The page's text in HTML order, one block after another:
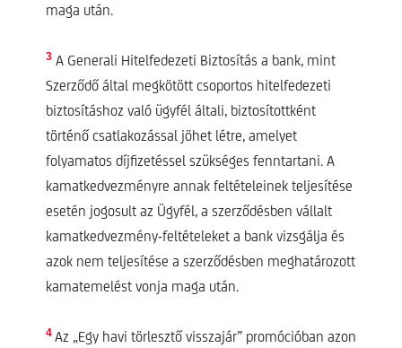
maga után.
3 A Generali Hitelfedezeti Biztosítás a bank, mint
Szerződő által megkötött csoportos hitelfedezeti
biztosításhoz való ügyfél általi, biztosítottként
történő csatlakozással jöhet létre, amelyet
folyamatos díjfizetéssel szükséges fenntartani. A
kamatkedvezményre annak feltételeinek teljesítése
esetén jogosult az Ügyfél, a szerződésben vállalt
kamatkedvezmény-feltételeket a bank vizsgálja és
azok nem teljesítése a szerződésben meghatározott
kamatemelést vonja maga után.
4 Az „Egy havi törlesztő visszajár” promócióban azon